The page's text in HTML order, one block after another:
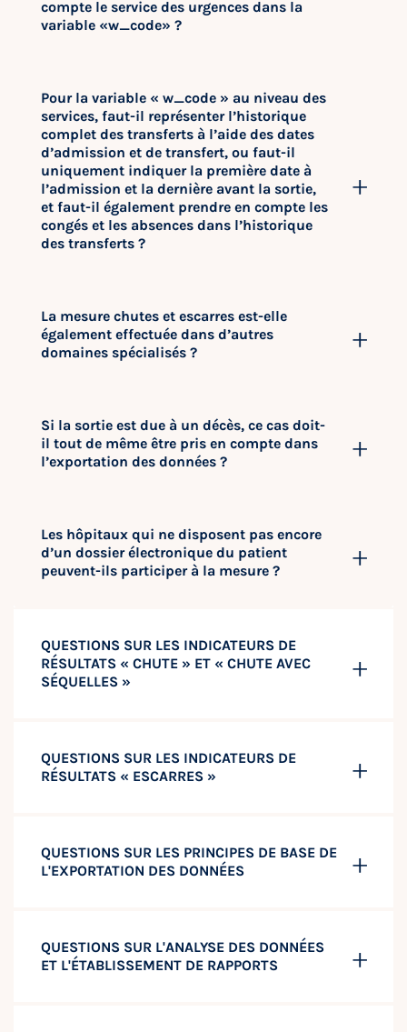
compte le service des urgences dans la
variable «w_code» ?
Pour la variable « w_code » au niveau des
services, faut-il représenter l’historique
complet des transferts à l’aide des dates
d’admission et de transfert, ou faut-il
uniquement indiquer la première date à
l’admission et la dernière avant la sortie,
et faut-il également prendre en compte les
congés et les absences dans l’historique
des transferts ?
La mesure chutes et escarres est-elle
également effectuée dans d’autres
domaines spécialisés ?
Si la sortie est due à un décès, ce cas doit-
il tout de même être pris en compte dans
l’exportation des données ?
Les hôpitaux qui ne disposent pas encore
d’un dossier électronique du patient
peuvent-ils participer à la mesure ?
QUESTIONS SUR LES INDICATEURS DE
RÉSULTATS « CHUTE » ET « CHUTE AVEC
SÉQUELLES »
QUESTIONS SUR LES INDICATEURS DE
RÉSULTATS « ESCARRES »
QUESTIONS SUR LES PRINCIPES DE BASE DE
L'EXPORTATION DES DONNÉES
QUESTIONS SUR L'ANALYSE DES DONNÉES
ET L'ÉTABLISSEMENT DE RAPPORTS